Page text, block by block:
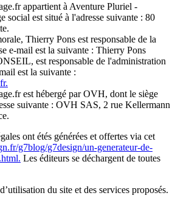
appartient à Aventure Pluriel -
social est situé à l'adresse suivante : 80
Thierry Pons est responsable de la
e-mail est la suivante : Thierry Pons
est responsable de l'administration
est la suivante :
.
est hébergé par OVH, dont le siège
suivante : OVH SAS, 2 rue Kellermann
ont étés générées et offertes via cet
g7blog/g7design/un-generateur-de-
Les éditeurs se déchargent de toutes
du site et des services proposés.